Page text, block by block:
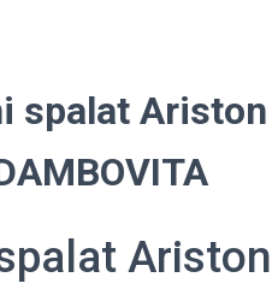
spalat Ariston
Ariston